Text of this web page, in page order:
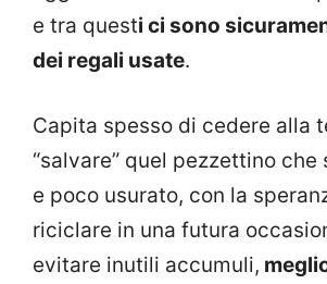
e tra questi ci sono
dei regali usate.
Capita spesso di cedere alla
“salvare” quel pezzettino
e poco usurato, con la
riciclare in una futura
evitare inutili accumuli,